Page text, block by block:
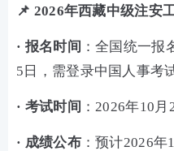
📌 2026年西藏中级注安
· 报名时间 ：全国统一报
5日，需登录中国人事考
· 考试时间 ：2026年10月
· 成绩公布：预计2026年